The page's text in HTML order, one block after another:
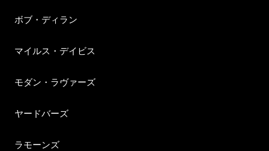
ボブ・ディラン
マイルス・デイビス
モダン・ラヴァーズ
ヤードバーズ
ラモーンズ